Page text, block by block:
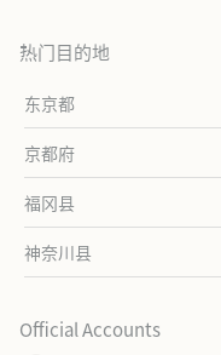
热门目的地
东京都
京都府
福冈县
神奈川县
Official Accounts